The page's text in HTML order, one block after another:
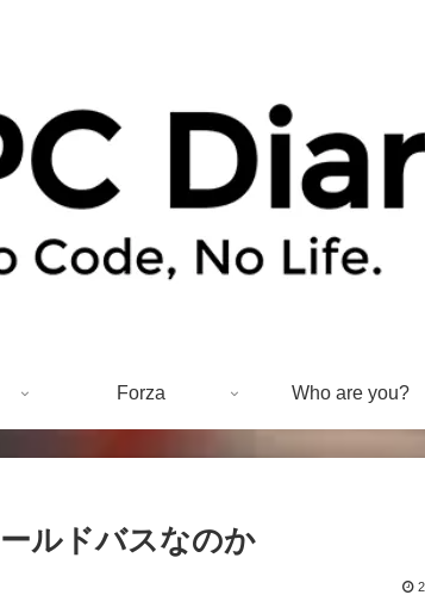
Forza Who are you?
ルドバスなのか